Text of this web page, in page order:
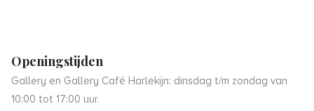
Openingstijden
Gallery en Gallery Café Harlekijn: dinsdag t/m zondag van
10:00 tot 17:00 uur.